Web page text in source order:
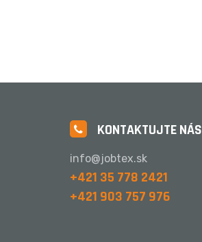
KONTAKTUJTE NÁS
info@jobtex.sk
+421 35 778 2421
+421 903 757 976